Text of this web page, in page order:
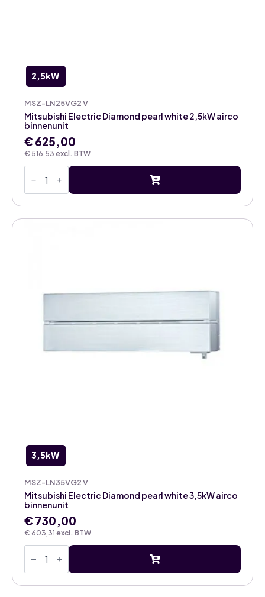
2,5kW
MSZ-LN25VG2 V
€ 516,53 excl. BTW
Mitsubishi Electric Diamond pearl white 2,5kW airco
binnenunit
€ 625,00
Mitsubishi
Electric
pearl
white
2,5kW
3,5kW
MSZ-LN35VG2 V
€ 603,31 excl. BTW
Mitsubishi Electric Diamond pearl white 3,5kW airco
binnenunit
€ 730,00
Mitsubishi
Electric
pearl
white